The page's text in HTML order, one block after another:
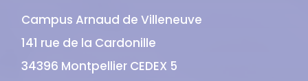
Campus Arnaud de Villeneuve
141 rue de la Cardonille
34396 Montpellier CEDEX 5